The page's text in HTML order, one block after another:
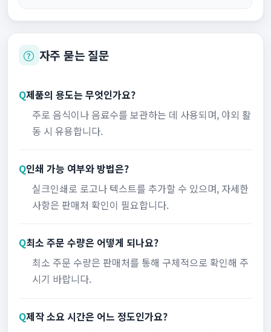
자주 묻는 질문
Q제품의 용도는 무엇인가요?
주로 음식이나 음료수를 보관하는 데 사용되며, 야외 활
동 시 유용합니다.
Q인쇄 가능 여부와 방법은?
실크인쇄로 로고나 텍스트를 추가할 수 있으며, 자세한
사항은 판매처 확인이 필요합니다.
Q최소 주문 수량은 어떻게 되나요?
최소 주문 수량은 판매처를 통해 구체적으로 확인해 주
시기 바랍니다.
Q제작 소요 시간은 어느 정도인가요?